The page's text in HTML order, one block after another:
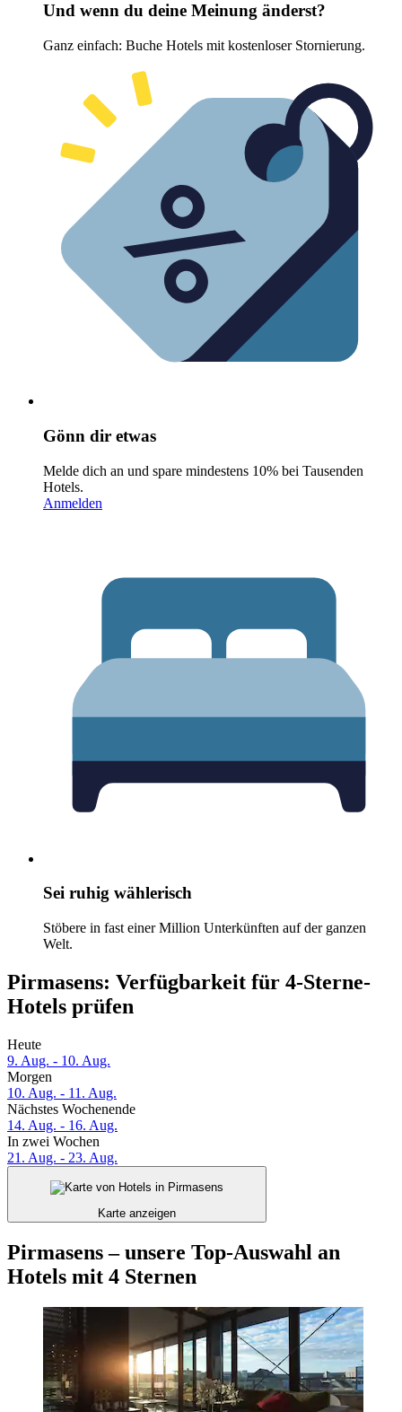
Und wenn du deine Meinung änderst?
Ganz einfach: Buche Hotels mit kostenloser Stornierung.
Gönn dir etwas
Melde dich an und spare mindestens 10% bei Tausenden
Hotels.
Anmelden
Sei ruhig wählerisch
Stöbere in fast einer Million Unterkünften auf der ganzen
Welt.
Pirmasens: Verfügbarkeit für 4-Sterne-
Hotels prüfen
Heute
9. Aug. - 10. Aug.
Morgen
10. Aug. - 11. Aug.
Nächstes Wochenende
14. Aug. - 16. Aug.
In zwei Wochen
21. Aug. - 23. Aug.
Karte anzeigen
Pirmasens – unsere Top-Auswahl an
Hotels mit 4 Sternen